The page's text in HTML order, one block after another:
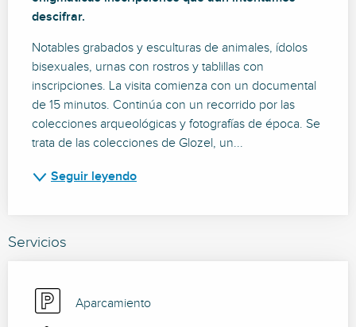
descifrar.
Notables grabados y esculturas de animales, ídolos
bisexuales, urnas con rostros y tablillas con
inscripciones. La visita comienza con un documental
de 15 minutos. Continúa con un recorrido por las
colecciones arqueológicas y fotografías de época. Se
trata de las colecciones de Glozel, un...
Seguir leyendo
Servicios
Aparcamiento